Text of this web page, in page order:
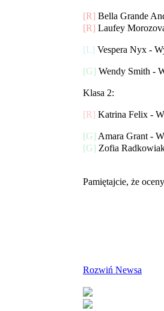
[R] Bella Grande
[R] Laufey
[L] Vespera Nyx -
[G] Wendy Smith -
Klasa 2:
[R] Katrina Felix -
[G] Amara Grant -
[G] Zofia
Pamiętajcie, że
Rozwiń Newsa